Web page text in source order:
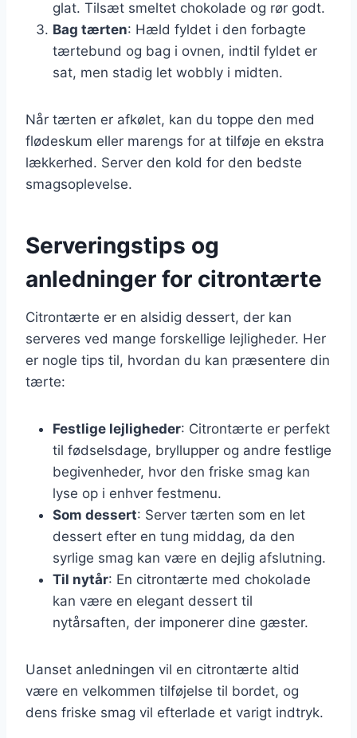
glat. Tilsæt smeltet chokolade og rør godt.
Bag tærten: Hæld fyldet i den forbagte
tærtebund og bag i ovnen, indtil fyldet er
sat, men stadig let wobbly i midten.
Når tærten er afkølet, kan du toppe den med
flødeskum eller marengs for at tilføje en ekstra
lækkerhed. Server den kold for den bedste
smagsoplevelse.
Serveringstips og
anledninger for citrontærte
Citrontærte er en alsidig dessert, der kan
serveres ved mange forskellige lejligheder. Her
er nogle tips til, hvordan du kan præsentere din
tærte:
Festlige lejligheder: Citrontærte er perfekt
til fødselsdage, bryllupper og andre festlige
begivenheder, hvor den friske smag kan
lyse op i enhver festmenu.
Som dessert: Server tærten som en let
dessert efter en tung middag, da den
syrlige smag kan være en dejlig afslutning.
Til nytår: En citrontærte med chokolade
kan være en elegant dessert til
nytårsaften, der imponerer dine gæster.
Uanset anledningen vil en citrontærte altid
være en velkommen tilføjelse til bordet, og
dens friske smag vil efterlade et varigt indtryk.